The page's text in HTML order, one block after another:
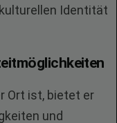
Identität
Ort ist, bietet er
und